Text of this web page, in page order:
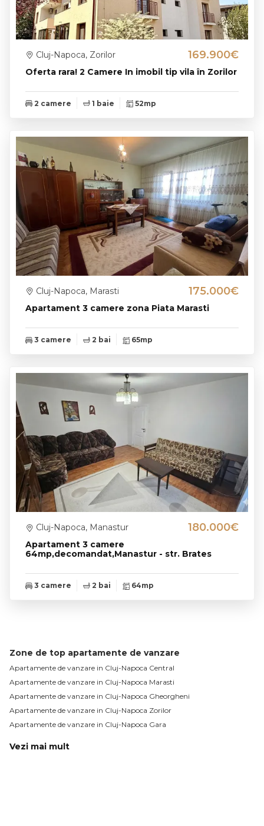
Oferta rara! 2 Camere In imobil tip vila în Zorilor
Cluj-Napoca, Zorilor 169.900€
2 camere 1 baie 52mp
Apartament 3 camere zona Piata Marasti
Cluj-Napoca, Marasti 175.000€
3 camere 2 bai 65mp
Apartament 3 camere
64mp,decomandat,Manastur - str. Brates
Cluj-Napoca, Manastur 180.000€
3 camere 2 bai 64mp
Zone de top apartamente de vanzare
Apartamente de vanzare in Cluj-Napoca Central
Apartamente de vanzare in Cluj-Napoca Marasti
Apartamente de vanzare in Cluj-Napoca Gheorgheni
Apartamente de vanzare in Cluj-Napoca Zorilor
Apartamente de vanzare in Cluj-Napoca Gara
Vezi mai mult